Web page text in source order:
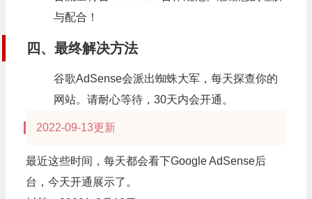
与配合！
四、最终解决方法
谷歌AdSense会派出蜘蛛大军，每天探查你的
网站。请耐心等待，30天内会开通。
2022-09-13更新
最近这些时间，每天都会看下Google AdSense后
台，今天开通展示了。